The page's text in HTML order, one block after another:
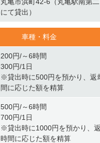
にて貸出）
車種・料金
200円/～6時間
300円/1日
※貸出時に500円を預かり、返
間に応じた額を精算
500円/～6時間
700円/1日
※貸出時に1000円を預かり、
時間に応じた額を精算